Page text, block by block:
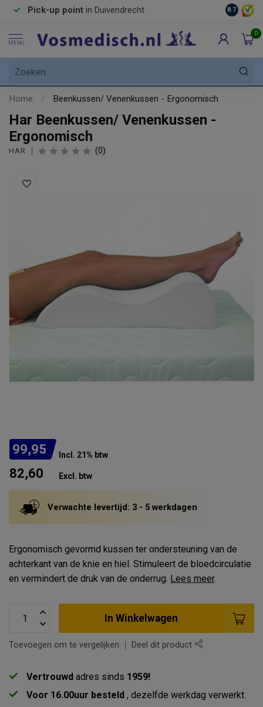
Pick-up point in Duivendrecht 8.7
MENU
0
Home / Beenkussen/ Venenkussen - Ergonomisch
Har Beenkussen/ Venenkussen -
Ergonomisch
HAR (0)
99,95 Incl. 21% btw
82,60 Excl. btw
Verwachte levertijd: 3 - 5 werkdagen
Ergonomisch gevormd kussen ter ondersteuning van de
achterkant van de knie en hiel. Stimuleert de bloedcirculatie
en vermindert de druk van de onderrug. Lees meer.
In Winkelwagen
Toevoegen om te vergelijken Deel dit product
Vertrouwd adres sinds 1959!
Voor 16.00uur besteld , dezelfde werkdag verwerkt.